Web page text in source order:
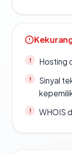
Hosting
Sinyal
WHOIS